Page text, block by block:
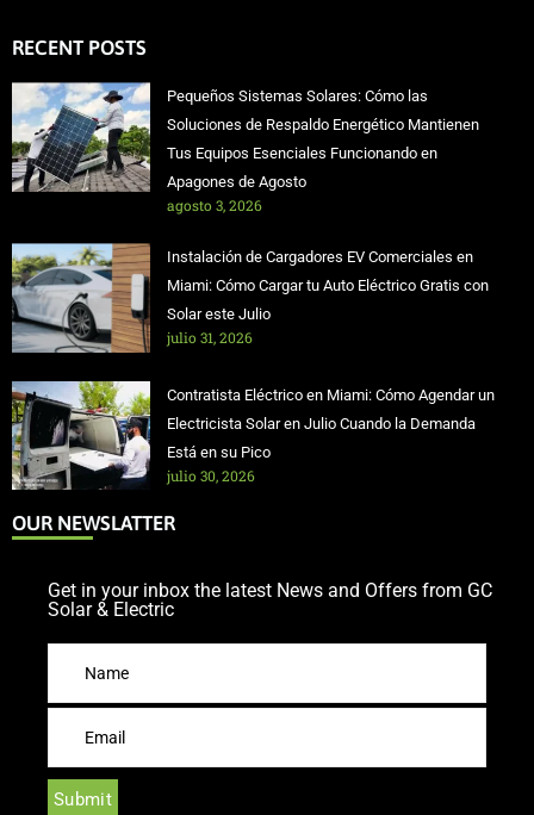
RECENT POSTS
Pequeños Sistemas Solares: Cómo las
Soluciones de Respaldo Energético Mantienen
Tus Equipos Esenciales Funcionando en
Apagones de Agosto
agosto 3, 2026
Instalación de Cargadores EV Comerciales en
Miami: Cómo Cargar tu Auto Eléctrico Gratis con
Solar este Julio
julio 31, 2026
Contratista Eléctrico en Miami: Cómo Agendar un
Electricista Solar en Julio Cuando la Demanda
Está en su Pico
julio 30, 2026
OUR NEWSLATTER
Get in your inbox the latest News and Offers from GC
Solar & Electric